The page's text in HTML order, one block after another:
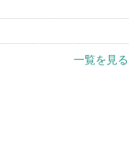
一覧を見る